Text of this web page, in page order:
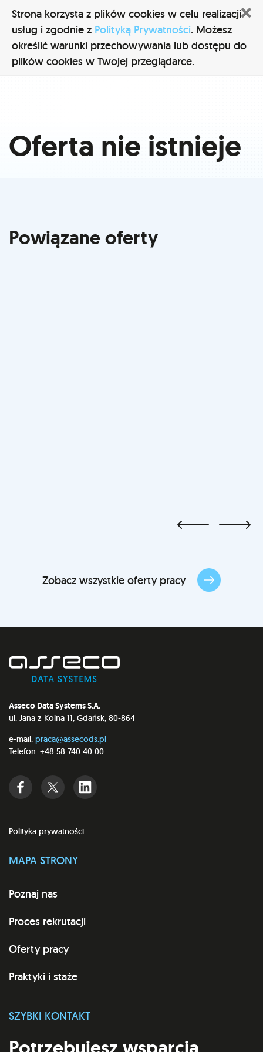
Strona korzysta z plików cookies w celu realizacji
usług i zgodnie z Polityką Prywatności. Możesz
określić warunki przechowywania lub dostępu do
plików cookies w Twojej przeglądarce.
Oferta nie istnieje
Powiązane oferty
Zobacz wszystkie oferty pracy
Asseco Data Systems S.A.
ul. Jana z Kolna 11, Gdańsk, 80-864
e-mail: praca@assecods.pl
Telefon: +48 58 740 40 00
Polityka prywatności
MAPA STRONY
Poznaj nas
Proces rekrutacji
Oferty pracy
Praktyki i staże
SZYBKI KONTAKT